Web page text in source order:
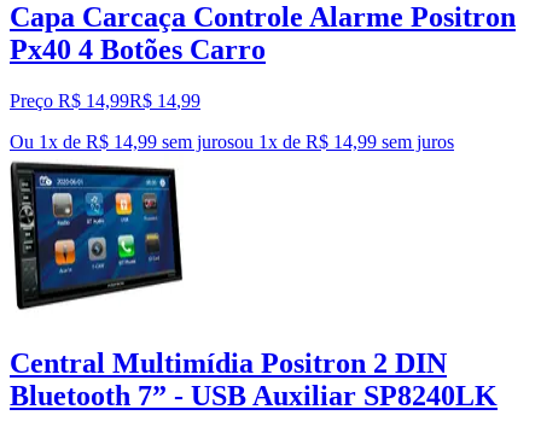
Capa Carcaça Controle Alarme Positron
Px40 4 Botões Carro
Preço R$ 14,99R$ 14,99
Ou 1x de R$ 14,99 sem jurosou 1x de R$ 14,99 sem juros
Central Multimídia Positron 2 DIN
Bluetooth 7” - USB Auxiliar SP8240LK